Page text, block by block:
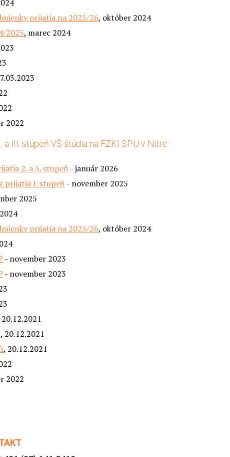
prijatia na 2025/26, október 2024
2025, marec 2024
2022
III. stupeň VŠ štúdia na FZKI SPU v Nitre
2. a 3. stupeň - január 2026
prijatia I. stupeň - november 2025
2025
prijatia na 2025/26, október 2024
- november 2023
- november 2023
, 20.12.2021
, 20.12.2021
2022